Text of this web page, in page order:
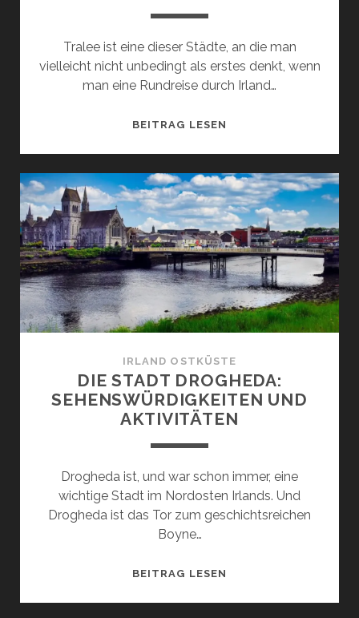
Tralee ist eine dieser Städte, an die man
vielleicht nicht unbedingt als erstes denkt, wenn
man eine Rundreise durch Irland…
BEITRAG LESEN
AUSGANGSPUNKT
FÜR
AUSFLÜGE
IN
DEN
SÜDWESTEN
IRLANDS
IRLAND OSTKÜSTE
DIE STADT DROGHEDA:
SEHENSWÜRDIGKEITEN UND
AKTIVITÄTEN
Drogheda ist, und war schon immer, eine
wichtige Stadt im Nordosten Irlands. Und
Drogheda ist das Tor zum geschichtsreichen
Boyne…
BEITRAG LESEN